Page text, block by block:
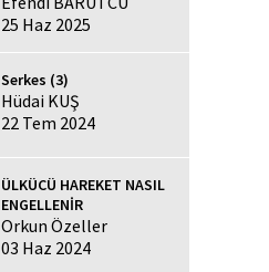
25 Haz 2025
Serkes (3)
Hüdai KUŞ
22 Tem 2024
ÜLKÜCÜ HAREKET NASIL
ENGELLENİR
Orkun Özeller
03 Haz 2024